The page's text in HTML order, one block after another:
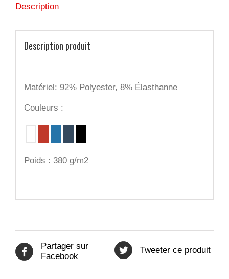
Description
Description produit
Matériel: 92% Polyester, 8% Élasthanne
Couleurs :
Poids : 380 g/m2
Partager sur
Facebook
Tweeter ce produit